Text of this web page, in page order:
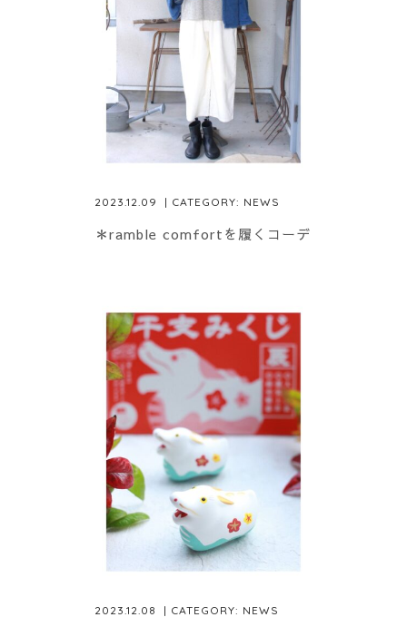
2023.12.09 | CATEGORY: NEWS
＊ramble comfortを履くコーデ
2023.12.08 | CATEGORY: NEWS